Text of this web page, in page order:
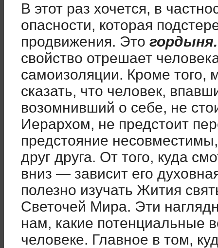
В этот раз хочется, в
опасности, которая
продвижения. Это
свойство отрешает
самоизоляции. Кроме того,
сказать, что человек,
возомнивший о себе, не
Иерархом, не предстоит
предстояние
друг друга. От того, куда
вниз — зависит его
полезно изучать Жития
Светочей Мира. Эти
нам, какие потенциальные
человеке. Главное в том,